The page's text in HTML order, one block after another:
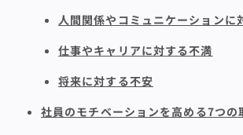
人間関係やコミュニケーションに
仕事やキャリアに対する不満
将来に対する不安
社員のモチベーションを高める7つの